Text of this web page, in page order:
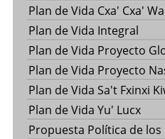
Plan de Vida Cxa' Cxa'
Plan de Vida Integral
Plan de Vida Proyecto
Plan de Vida Proyecto
Plan de Vida Sa't Fxinxi
Plan de Vida Yu' Lucx
Propuesta Política de los